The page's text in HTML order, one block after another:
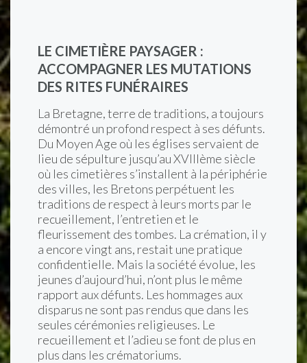
LE CIMETIÈRE PAYSAGER :
ACCOMPAGNER LES MUTATIONS
DES RITES FUNÉRAIRES
La Bretagne, terre de traditions, a toujours
démontré un profond respect à ses défunts.
Du Moyen Age où les églises servaient de
lieu de sépulture jusqu’au XVIIIème siècle
où les cimetières s’installent à la périphérie
des villes, les Bretons perpétuent les
traditions de respect à leurs morts par le
recueillement, l’entretien et le
fleurissement des tombes. La crémation, il y
a encore vingt ans, restait une pratique
confidentielle. Mais la société évolue, les
jeunes d’aujourd’hui, n’ont plus le même
rapport aux défunts. Les hommages aux
disparus ne sont pas rendus que dans les
seules cérémonies religieuses. Le
recueillement et l’adieu se font de plus en
plus dans les crématoriums.